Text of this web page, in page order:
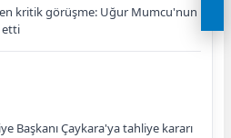
kritik görüşme: Uğur Mumcu'nun
etti
Başkanı Çaykara'ya tahliye kararı